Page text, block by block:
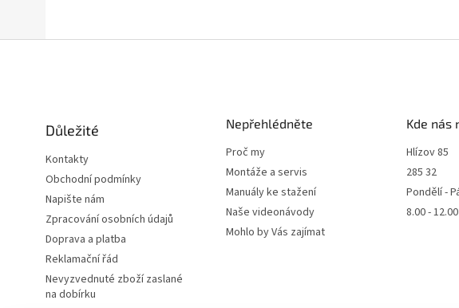
Důležité
Kontakty
Obchodní podmínky
Napište nám
Zpracování osobních údajů
Doprava a platba
Reklamační řád
Nevyzvednuté zboží zaslané
na dobírku
Nepřehlédněte
Proč my
Montáže a servis
Manuály ke stažení
Naše videonávody
Mohlo by Vás zajímat
Kde nás
Hlízov 85
285 32
Pondělí -
8.00 -